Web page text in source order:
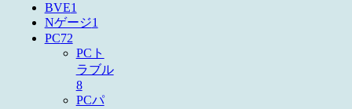
BVE1
Nゲージ1
PC72
PCト
ラブル
8
PCパ